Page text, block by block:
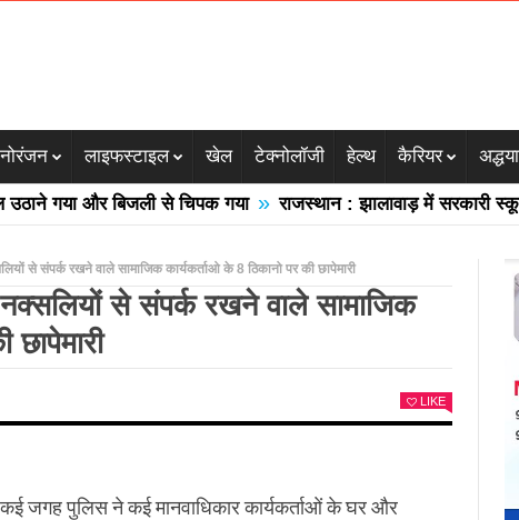
लाइफस्टाइल खेल टेक्नोलॉजी हेल्थ कैरियर
और बिजली से चिपक गया » राजस्थान : झालावाड़ में सरकारी स्कूल की
से संपर्क रखने वाले सामाजिक कार्यकर्ताओ के 8 ठिकानो पर की छापेमारी
नक्सलियों से संपर्क रखने वाले सामाजिक
LIKE
कई जगह पुलिस ने कई मा‍नवाधिकार कार्यकर्ताओं के घर और